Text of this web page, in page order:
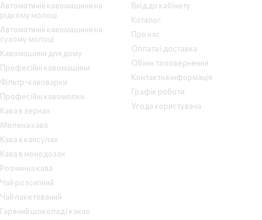
Автоматичні кавомашини на
рідкому молоці
Автоматичні кавомашини на
сухому молоці
Кавомашини для дому
Професійні кавомашини
Фільтр-кавоварки
Професійні кавомолки
Кава в зернах
Мелена кава
Кава в капсулах
Кава в монодозах
Розчинна кава
Чай розсипний
Чай пакетований
Гарячий шоколад і какао
Вхід до кабінету
Каталог
Про нас
Оплата і доставка
Обмін та повернення
Контактна інформація
Графік роботи
Угода користувача